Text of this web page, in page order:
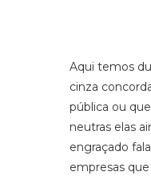
Aqui temos
cinza
pública ou
neutras elas
engraçado
empresas